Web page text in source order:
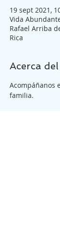
19 sept 2021,
Vida
Rafael Arriba
Rica
Acerca
Acompáñanos
familia.